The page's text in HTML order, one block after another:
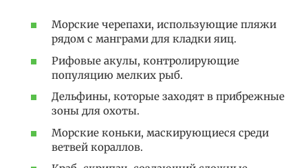
Морские черепахи, использующие пляжи
рядом с манграми для кладки яиц.
Рифовые акулы, контролирующие
популяцию мелких рыб.
Дельфины, которые заходят в прибрежные
зоны для охоты.
Морские коньки, маскирующиеся среди
ветвей кораллов.